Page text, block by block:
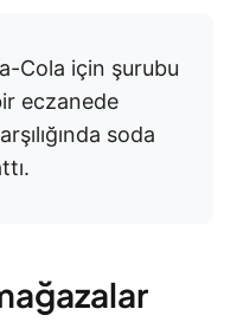
Cola için şurubu
eczanede
soda